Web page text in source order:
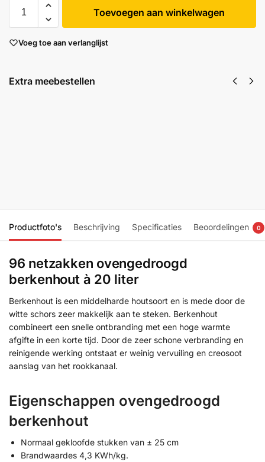
Toevoegen aan winkelwagen
Voeg toe aan verlanglijst
Extra meebestellen
Productfoto's Beschrijving Specificaties Beoordelingen 0
96 netzakken ovengedroogd
berkenhout à 20 liter
Berkenhout is een middelharde houtsoort en is mede door de
witte schors zeer makkelijk aan te steken. Berkenhout
combineert een snelle ontbranding met een hoge warmte
afgifte in een korte tijd. Door de zeer schone verbranding en
reinigende werking ontstaat er weinig vervuiling en creosoot
aanslag van het rookkanaal.
Eigenschappen ovengedroogd
berkenhout
Normaal gekloofde stukken van ± 25 cm
Brandwaardes 4,3 KWh/kg.